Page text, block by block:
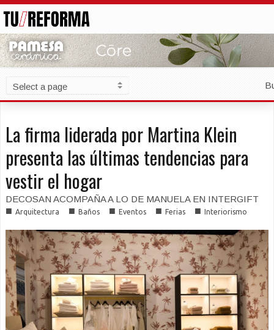
La firma liderada por Martina Klein
presenta las últimas tendencias para
vestir el hogar
DECOSAN ACOMPAÑA A LO DE MANUELA EN INTERGIFT
■ Arquitectura ■ Baños ■ Eventos ■ Ferias ■ Interiorismo